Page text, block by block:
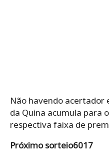
Não havendo acertador
da Quina acumula para
respectiva faixa de
Próximo sorteio6017